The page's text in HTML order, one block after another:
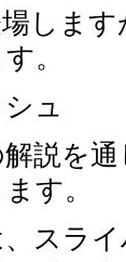
しま
。
ュ
説を通
す。
スラ